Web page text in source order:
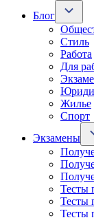
Блог
Стиль
Работа
Для
Жилье
Спорт
Экзамены
Тесты
Тесты
Тесты